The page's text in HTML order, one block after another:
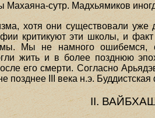
сутр. Мадхьямиков
хотя они существовали
критикуют эти школы, и
Мы не намного
жить и в более позднюю
его смерти. Согласно
позднее III века н.э.
II.